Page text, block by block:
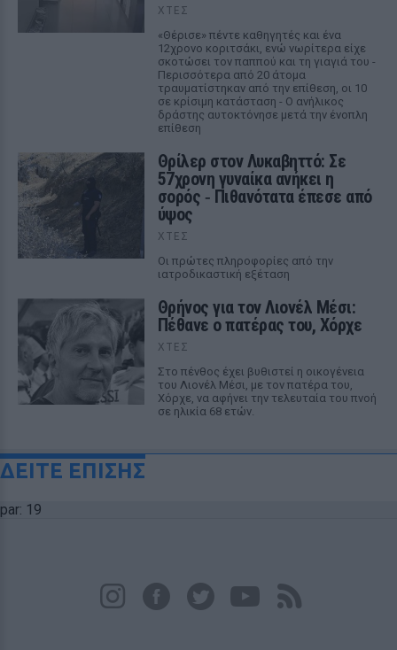
ΧΤΕΣ
«Θέρισε» πέντε καθηγητές και ένα
12χρονο κοριτσάκι, ενώ νωρίτερα είχε
σκοτώσει τον παππού και τη γιαγιά του -
Περισσότερα από 20 άτομα
τραυματίστηκαν από την επίθεση, οι 10
σε κρίσιμη κατάσταση - Ο ανήλικος
δράστης αυτοκτόνησε μετά την ένοπλη
επίθεση
Θρίλερ στον Λυκαβηττό: Σε
57χρονη γυναίκα ανήκει η
σορός ‑ Πιθανότατα έπεσε από
ύψος
ΧΤΕΣ
Οι πρώτες πληροφορίες από την
ιατροδικαστική εξέταση
Θρήνος για τον Λιονέλ Μέσι:
Πέθανε ο πατέρας του, Χόρχε
ΧΤΕΣ
Στο πένθος έχει βυθιστεί η οικογένεια
του Λιονέλ Μέσι, με τον πατέρα του,
Χόρχε, να αφήνει την τελευταία του πνοή
σε ηλικία 68 ετών.
ΔΕΙΤΕ ΕΠΙΣΗΣ
par: 19